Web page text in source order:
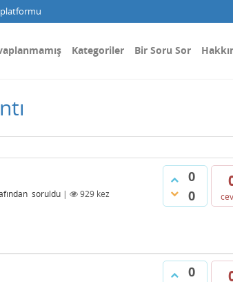
Kategoriler Bir Soru Sor
0
0
soruldu | 929 kez
0